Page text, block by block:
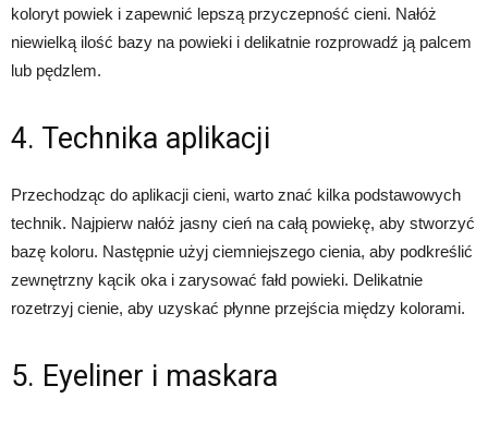
koloryt powiek i zapewnić lepszą przyczepność cieni. Nałóż
niewielką ilość bazy na powieki i delikatnie rozprowadź ją palcem
lub pędzlem.
4. Technika aplikacji
Przechodząc do aplikacji cieni, warto znać kilka podstawowych
technik. Najpierw nałóż jasny cień na całą powiekę, aby stworzyć
bazę koloru. Następnie użyj ciemniejszego cienia, aby podkreślić
zewnętrzny kącik oka i zarysować fałd powieki. Delikatnie
rozetrzyj cienie, aby uzyskać płynne przejścia między kolorami.
5. Eyeliner i maskara